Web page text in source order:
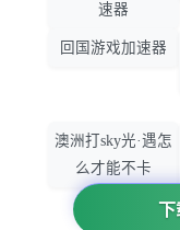
下
速器
回国游戏加速器
澳洲打sky光·遇怎
么才能不卡